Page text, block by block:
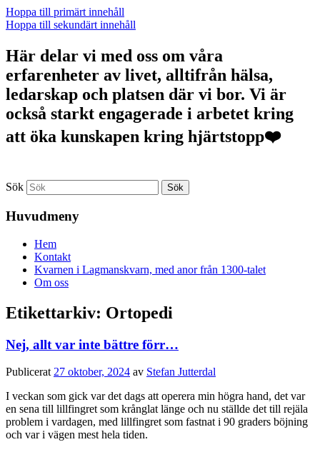
Hoppa till primärt innehåll
Hoppa till sekundärt innehåll
Här delar vi med oss om våra
erfarenheter av livet, alltifrån hälsa,
ledarskap och platsen där vi bor. Vi är
också starkt engagerade i arbetet kring
att öka kunskapen kring hjärtstopp❤️
Sök
Huvudmeny
Hem
Kontakt
Kvarnen i Lagmanskvarn, med anor från 1300-talet
Om oss
Etikettarkiv: Ortopedi
Nej, allt var inte bättre förr…
Publicerat 27 oktober, 2024 av Stefan Jutterdal
I veckan som gick var det dags att operera min högra hand, det var
en sena till lillfingret som krånglat länge och nu ställde det till rejäla
problem i vardagen, med lillfingret som fastnat i 90 graders böjning
och var i vägen mest hela tiden.